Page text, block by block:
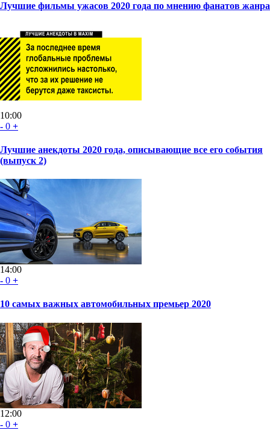
Лучшие фильмы ужасов 2020 года по мнению фанатов жанра
10:00
- 0 +
Лучшие анекдоты 2020 года, описывающие все его события
(выпуск 2)
14:00
- 0 +
10 самых важных автомобильных премьер 2020
12:00
- 0 +